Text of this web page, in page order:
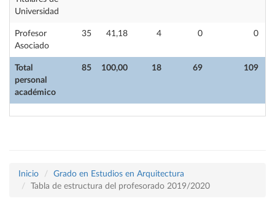
Total
personal
académico
85 100,00 18 69 109
Universidad
Profesor
Asociado
35 41,18 4 0 0
Inicio
Grado en Estudios en Arquitectura
Tabla de estructura del profesorado 2019/2020